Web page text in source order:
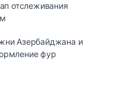
отслеживания
Азербайджана и
фур